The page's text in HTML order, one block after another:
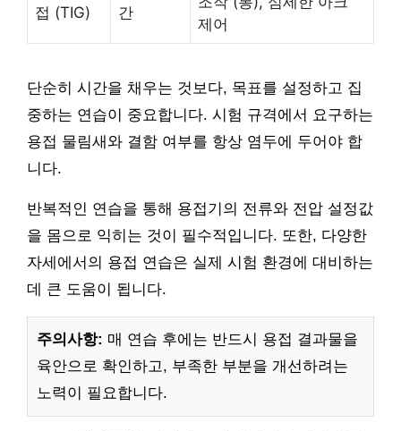
접 (TIG) 간
제어
단순히 시간을 채우는 것보다, 목표를 설정하고 집
중하는 연습이 중요합니다. 시험 규격에서 요구하는
용접 물림새와 결함 여부를 항상 염두에 두어야 합
니다.
반복적인 연습을 통해 용접기의 전류와 전압 설정값
을 몸으로 익히는 것이 필수적입니다. 또한, 다양한
자세에서의 용접 연습은 실제 시험 환경에 대비하는
데 큰 도움이 됩니다.
주의사항: 매 연습 후에는 반드시 용접 결과물을
육안으로 확인하고, 부족한 부분을 개선하려는
노력이 필요합니다.